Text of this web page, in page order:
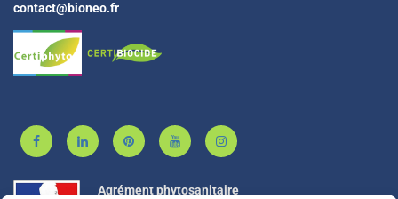
contact@bioneo.fr
Agrément phytosanitaire